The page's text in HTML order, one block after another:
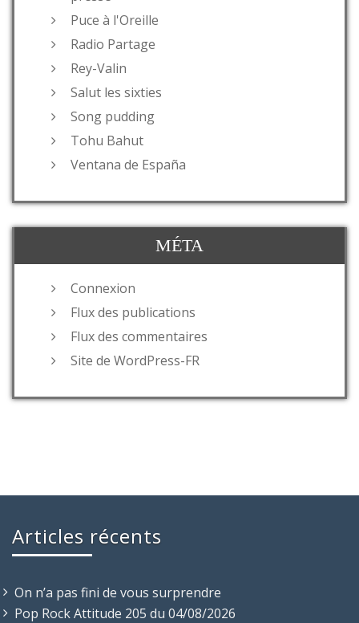
Puce à l'Oreille
Radio Partage
Rey-Valin
Salut les sixties
Song pudding
Tohu Bahut
Ventana de España
MÉTA
Connexion
Flux des publications
Flux des commentaires
Site de WordPress-FR
Articles récents
On n’a pas fini de vous surprendre
Pop Rock Attitude 205 du 04/08/2026